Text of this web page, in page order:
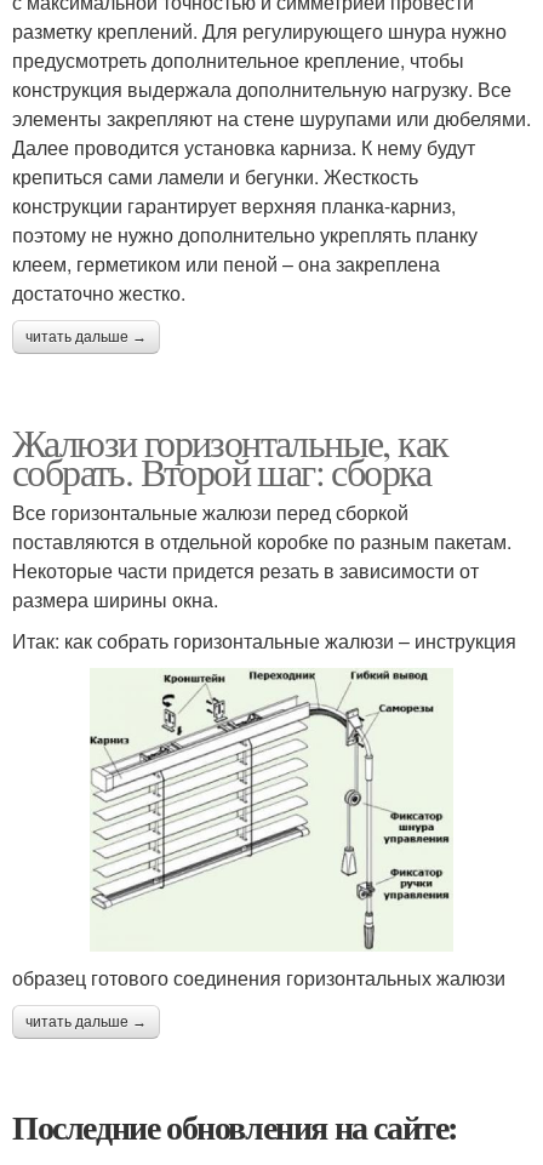
разметку креплений. Для регулирующего шнура нужно
предусмотреть дополнительное крепление, чтобы
конструкция выдержала дополнительную нагрузку. Все
элементы закрепляют на стене шурупами или дюбелями.
Далее проводится установка карниза. К нему будут
крепиться сами ламели и бегунки. Жесткость
конструкции гарантирует верхняя планка-карниз,
поэтому не нужно дополнительно укреплять планку
клеем, герметиком или пеной – она закреплена
достаточно жестко.
читать дальше →
Жалюзи горизонтальные, как
собрать. Второй шаг: сборка
Все горизонтальные жалюзи перед сборкой
поставляются в отдельной коробке по разным пакетам.
Некоторые части придется резать в зависимости от
размера ширины окна.
Итак: как собрать горизонтальные жалюзи – инструкция
образец готового соединения горизонтальных жалюзи
читать дальше →
Последние обновления на сайте: